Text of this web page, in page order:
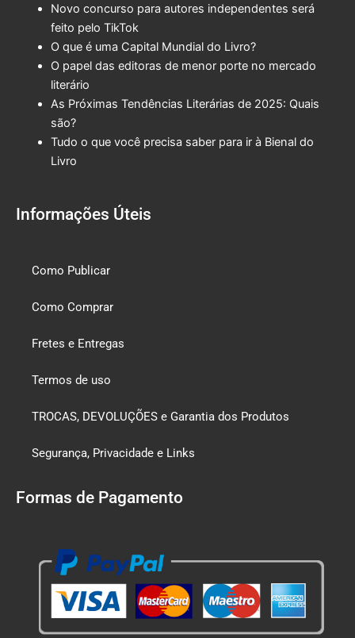
Novo concurso para autores independentes será
feito pelo TikTok
O que é uma Capital Mundial do Livro?
O papel das editoras de menor porte no mercado
literário
As Próximas Tendências Literárias de 2025: Quais
são?
Tudo o que você precisa saber para ir à Bienal do
Livro
Informações Úteis
Como Publicar
Como Comprar
Fretes e Entregas
Termos de uso
TROCAS, DEVOLUÇÕES e Garantia dos Produtos
Segurança, Privacidade e Links
Formas de Pagamento